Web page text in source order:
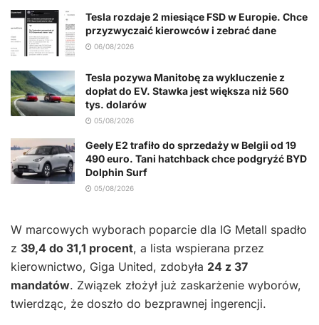
Tesla rozdaje 2 miesiące FSD w Europie. Chce
przyzwyczaić kierowców i zebrać dane
06/08/2026
Tesla pozywa Manitobę za wykluczenie z
dopłat do EV. Stawka jest większa niż 560
tys. dolarów
05/08/2026
Geely E2 trafiło do sprzedaży w Belgii od 19
490 euro. Tani hatchback chce podgryźć BYD
Dolphin Surf
05/08/2026
W marcowych wyborach poparcie dla IG Metall spadło
z 39,4 do 31,1 procent, a lista wspierana przez
kierownictwo, Giga United, zdobyła 24 z 37
mandatów. Związek złożył już zaskarżenie wyborów,
twierdząc, że doszło do bezprawnej ingerencji.